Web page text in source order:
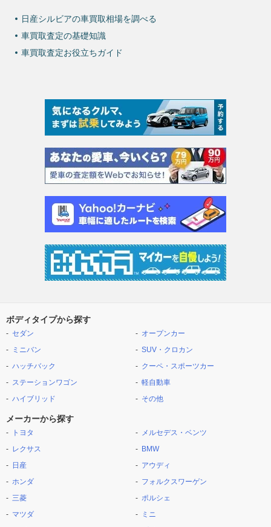
日産シルビアの車買取相場を調べる
車買取査定の基礎知識
車買取査定お役立ちガイド
ボディタイプから探す
セダン
ミニバン
ハッチバック
ステーションワゴン
ハイブリッド
オープンカー
SUV・クロカン
クーペ・スポーツカー
軽自動車
その他
メーカーから探す
トヨタ
レクサス
日産
ホンダ
三菱
マツダ
メルセデス・ベンツ
BMW
アウディ
フォルクスワーゲン
ポルシェ
ミニ